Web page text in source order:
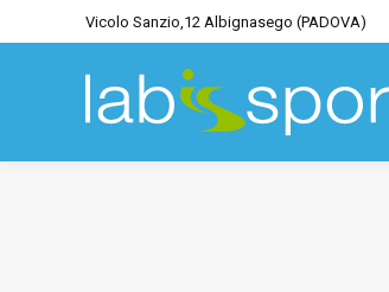
Vicolo Sanzio,12 Albignasego (PADOVA)